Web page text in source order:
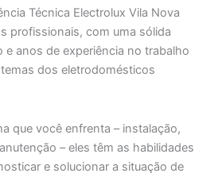
Técnica Electrolux Vila Nova
profissionais, com uma sólida
e anos de experiência no trabalho
dos eletrodomésticos
que você enfrenta – instalação,
– eles têm as habilidades
e solucionar a situação de